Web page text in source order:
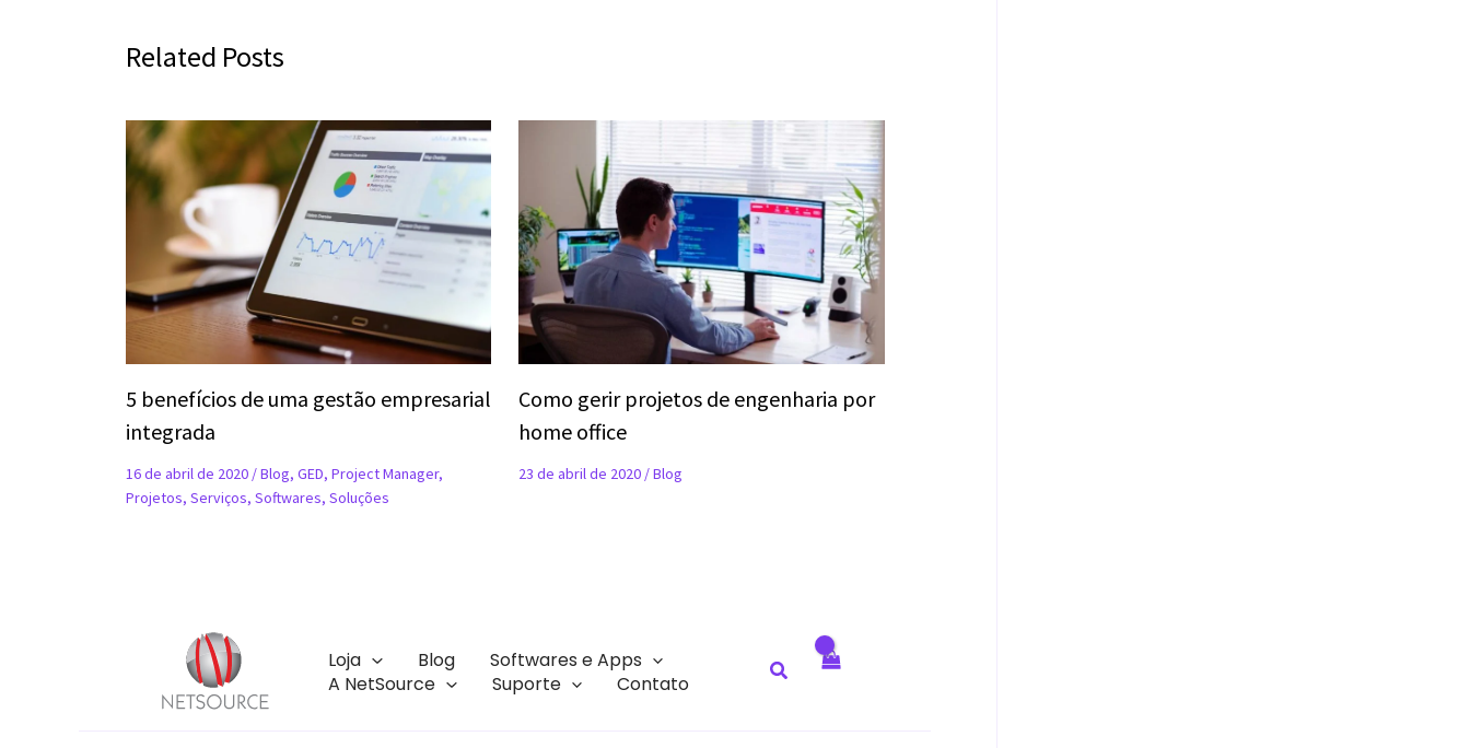
Related Posts
5 benefícios de uma gestão empresarial
integrada
16 de abril de 2020 /Blog, GED, Project Manager,
Projetos, Serviços, Softwares, Soluções
Como gerir projetos de engenharia por
home office
23 de abril de 2020 /Blog
Loja Blog
Softwares e Apps
A NetSource
Suporte Contato
Pesquisar